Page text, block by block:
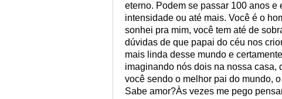
eterno. Podem se passar 100 anos
intensidade ou até mais. Você é o
sonhei pra mim, você tem até de
dúvidas de que papai do céu nos
mais linda desse mundo e
imaginando nós dois na nossa casa,
você sendo o melhor pai do mundo,
Sabe amor?Às vezes me pego